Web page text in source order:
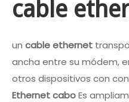
cable
un cable ethernet
ancha entre su módem,
otros dispositivos con
EthernetcaboEs